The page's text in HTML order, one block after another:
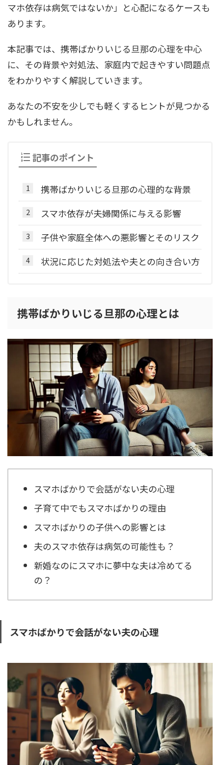
マホ依存は病気ではないか」と心配になるケースも
あります。
本記事では、携帯ばかりいじる旦那の心理を中心
に、その背景や対処法、家庭内で起きやすい問題点
をわかりやすく解説していきます。
あなたの不安を少しでも軽くするヒントが見つかる
かもしれません。
記事のポイント
携帯ばかりいじる旦那の心理的な背景
スマホ依存が夫婦関係に与える影響
子供や家庭全体への悪影響とそのリスク
状況に応じた対処法や夫との向き合い方
携帯ばかりいじる旦那の心理とは
スマホばかりで会話がない夫の心理
子育て中でもスマホばかりの理由
スマホばかりの子供への影響とは
夫のスマホ依存は病気の可能性も？
新婚なのにスマホに夢中な夫は冷めてる
の？
スマホばかりで会話がない夫の心理